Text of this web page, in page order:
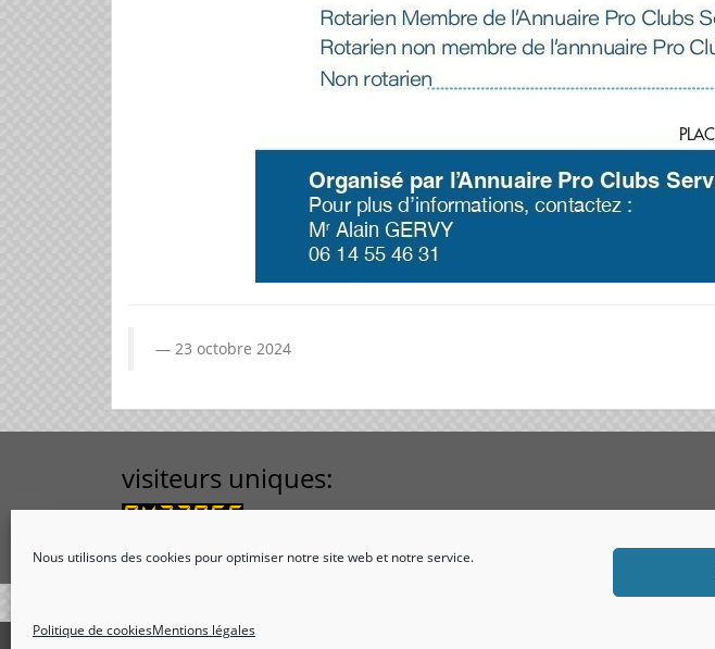
Nous utilisons des cookies pour optimiser notre site web et notre service.
Politique de cookiesMentions légales
23 octobre 2024
visiteurs uniques: